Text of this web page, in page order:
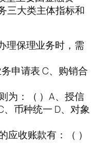
三大类主体指标和
理保理业务时，需
申请表 C、购销合
为：（ ）A、授信
币种统一 D、对象
应收账款有：（ ）